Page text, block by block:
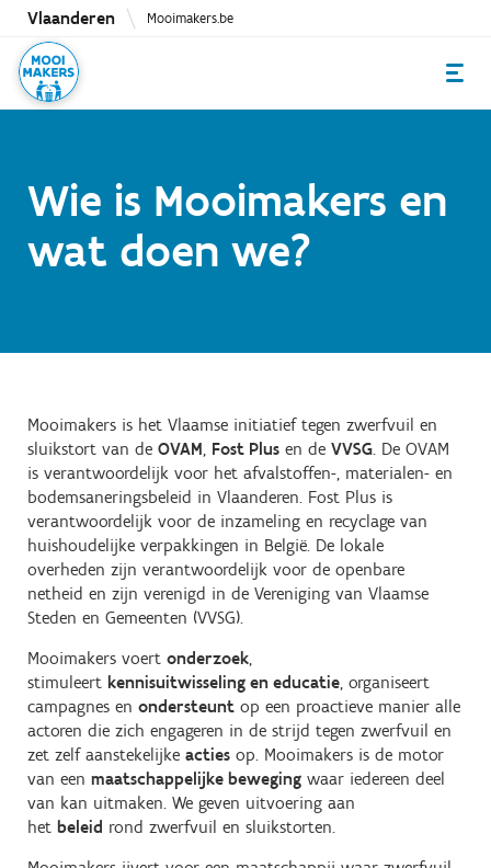
Overslaan
naar
inhoud
Vlaanderen Mooimakers.be
Wie is Mooimakers en
wat doen we?
Mooimakers is het Vlaamse initiatief tegen zwerfvuil en
sluikstort van de OVAM, Fost Plus en de VVSG. De OVAM
is verantwoordelijk voor het afvalstoffen-, materialen- en
bodemsaneringsbeleid in Vlaanderen. Fost Plus is
verantwoordelijk voor de inzameling en recyclage van
huishoudelijke verpakkingen in België. De lokale
overheden zijn verantwoordelijk voor de openbare
netheid en zijn verenigd in de Vereniging van Vlaamse
Steden en Gemeenten (VVSG).
Mooimakers voert onderzoek,
stimuleert kennisuitwisseling en educatie, organiseert
campagnes en ondersteunt op een proactieve manier alle
actoren die zich engageren in de strijd tegen zwerfvuil en
zet zelf aanstekelijke acties op. Mooimakers is de motor
van een maatschappelijke beweging waar iedereen deel
van kan uitmaken. We geven uitvoering aan
het beleid rond zwerfvuil en sluikstorten.